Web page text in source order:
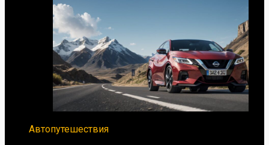
Автопутешествия